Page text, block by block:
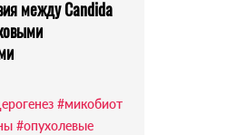
между Candida
#микобиот
#опухолевые